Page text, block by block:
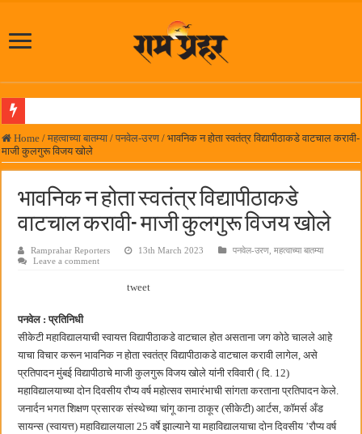
पनवेल महापालिका एकात्मिक आरोग्यवर्धिनी समितीची सभा
‌‘जनसेवेचे अमृतपर्व‌’ ग्रंथाचे लोकनेते रामशेठ ठाकूर महाविद्यालयात प्रकाशन
पनवेलमध्ये महारोजगार मेळाव्यास उत्स्फूर्त प्रतिसाद
दिल चाहता है @२५ वर्षे; कायमच तारुण्यात राहिलेला चित्रपट…
आमदार प्रशांत ठाकूर यांच्या उपस्थितीत विद्यार्थ्यांना रेनकोट, शिक्षकांना छत्री वाटप
लोकनेते रामशेठ ठाकूर समाजसेवेतील हिरा -आमदार रविशेठ पाटील
समाजप्रिय नेतृत्व आमदार प्रशांत ठाकूर यांच्या वाढदिवसानिमित्त राज्यभरातून शुभेच्छांचा वर्षाव
पनवेलमध्ये ८ ऑगस्टला महारोजगार मेळावा
सर्वात मोठ्या दिवाळी अंक स्पर्धेचा निकाल जाहीर
जनार्दन भगत शिक्षण प्रसारक संस्थेच्या मुख्य प्रशासकीय कार्यालयासह भव्य मूट कोर्टचे बुधवारी
Home / महत्वाच्या बातम्या / पनवेल-उरण / भावनिक न होता स्वतंत्र विद्यापीठाकडे वाटचाल करावी-
माजी कुलगुरू विजय खोले
भावनिक न होता स्वतंत्र विद्यापीठाकडे
वाटचाल करावी- माजी कुलगुरू विजय खोले
Ramprahar Reporters 13th March 2023 पनवेल-उरण ,महत्वाच्या बातम्या
Leave a comment
tweet
पनवेल : प्रतिनिधी
सीकेटी महाविद्यालयाची स्वायत्त विद्यापीठाकडे वाटचाल होत असताना जग कोठे चालले आहे
याचा विचार करून भावनिक न होता स्वतंत्र विद्यापीठाकडे वाटचाल करावी लागेल, असे
प्रतिपादन मुंबई विद्यापीठाचे माजी कुलगुरू विजय खोले यांनी रविवारी ( दि. 12)
महाविद्यालयाच्या दोन दिवसीय रौप्य वर्ष महोत्सव समारंभाची सांगता करताना प्रतिपादन केले.
जनार्दन भगत शिक्षण प्रसारक संस्थेच्या चांगू काना ठाकूर (सीकेटी) आर्टस, कॉमर्स अँड
सायन्स (स्वायत्त) महाविद्यालयाला 25 वर्षे झाल्याने या महाविद्यालयाचा दोन दिवसीय ’रौप्य वर्ष